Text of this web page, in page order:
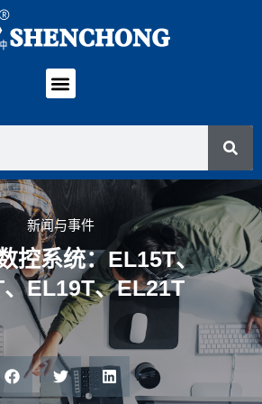
新闻与事件
控系统：EL15T、
EL19T、EL21T